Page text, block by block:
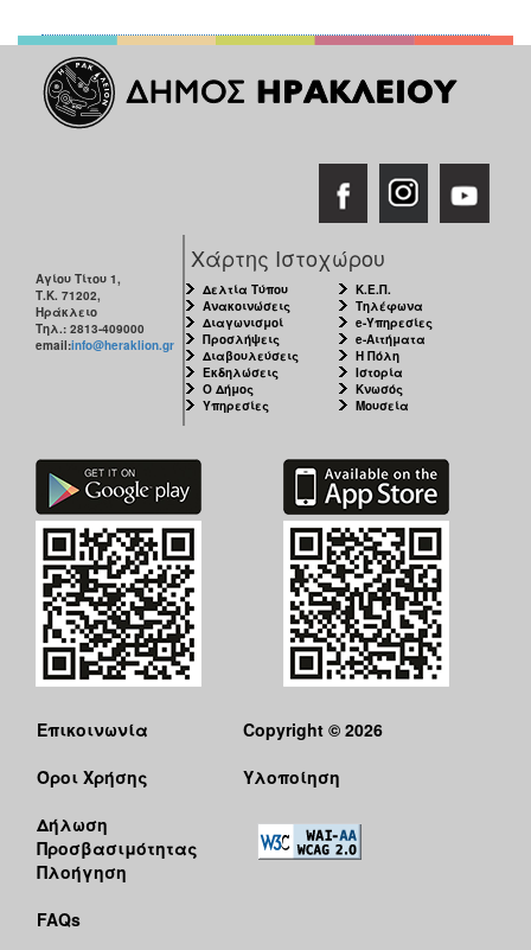
Αγίου Τίτου 1,
Τ.Κ. 71202,
Ηράκλειο
Τηλ.: 2813-409000
email:info@heraklion.gr
Χάρτης Ιστοχώρου
Δελτία Τύπου
Ανακοινώσεις
Διαγωνισμοί
Προσλήψεις
Διαβουλεύσεις
Εκδηλώσεις
Ο Δήμος
Υπηρεσίες
Κ.Ε.Π.
Τηλέφωνα
e-Υπηρεσίες
e-Αιτήματα
Η Πόλη
Ιστορία
Κνωσός
Μουσεία
Επικοινωνία
Όροι Χρήσης
Δήλωση
Προσβασιμότητας
Πλοήγηση
FAQs
Copyright © 2026
Υλοποίηση